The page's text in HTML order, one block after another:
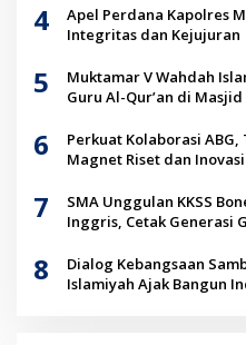
4
Apel Perdana Kapolres
Integritas dan Kejujuran
5
Muktamar V Wahdah
Guru Al-Qur’an di
6
Perkuat Kolaborasi ABG,
Magnet Riset dan
7
SMA Unggulan KKSS
Inggris, Cetak Generasi
8
Dialog Kebangsaan
Islamiyah Ajak Bangun